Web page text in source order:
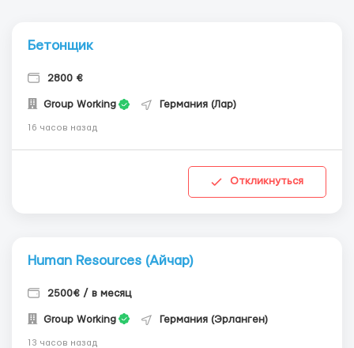
Бетонщик
2800 €
Group Working Германия (Лар)
16 часов назад
Откликнуться
Human Resources (Айчар)
2500€ / в месяц
Group Working Германия (Эрланген)
13 часов назад